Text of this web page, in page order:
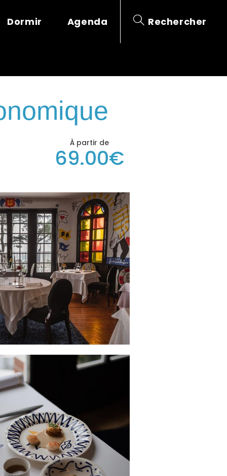
Dormir Agenda Rechercher
À partir de
69.00€